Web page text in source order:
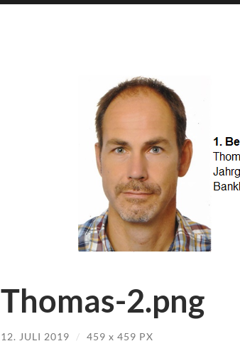
Thomas-2.png
12. JULI 2019 / 459 x 459 PX